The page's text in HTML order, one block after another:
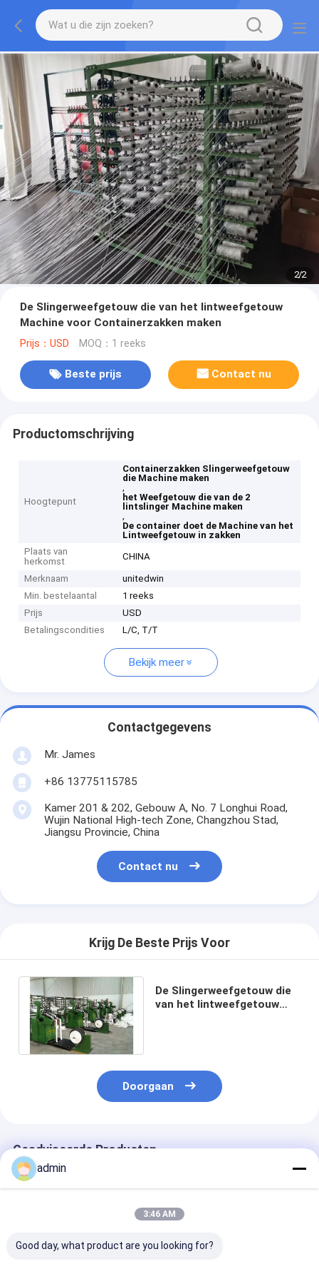
2/2
De Slingerweefgetouw die van het lintweefgetouw
Machine voor Containerzakken maken
Prijs：USD MOQ：1 reeks
Beste prijs Contact nu
Productomschrijving
Hoogtepunt
Containerzakken Slingerweefgetouw
die Machine maken
,
het Weefgetouw die van de 2
lintslinger Machine maken
,
De container doet de Machine van het
Lintweefgetouw in zakken
Plaats van
herkomst
CHINA
Merknaam
unitedwin
Min. bestelaantal
1 reeks
Prijs
USD
Betalingscondities
L/C, T/T
Bekijk meer
Contactgegevens
Mr. James
+86 13775115785
Kamer 201 & 202, Gebouw A, No. 7 Longhui Road,
Wujin National High-tech Zone, Changzhou Stad,
Jiangsu Provincie, China
Contact nu
Krijg De Beste Prijs Voor
De Slingerweefgetouw die
van het lintweefgetouw
Doorgaan
Geadviseerde Producten
admin
3:46 AM
Good day, what product are you looking for?